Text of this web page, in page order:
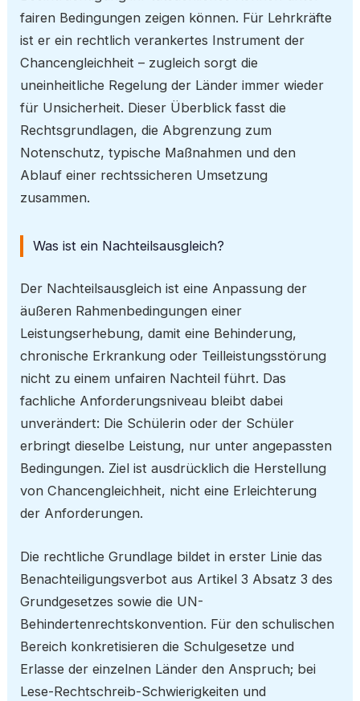
fairen Bedingungen zeigen können. Für Lehrkräfte
ist er ein rechtlich verankertes Instrument der
Chancengleichheit – zugleich sorgt die
uneinheitliche Regelung der Länder immer wieder
für Unsicherheit. Dieser Überblick fasst die
Rechtsgrundlagen, die Abgrenzung zum
Notenschutz, typische Maßnahmen und den
Ablauf einer rechtssicheren Umsetzung
zusammen.
Was ist ein Nachteilsausgleich?
Der Nachteilsausgleich ist eine Anpassung der
äußeren Rahmenbedingungen einer
Leistungserhebung, damit eine Behinderung,
chronische Erkrankung oder Teilleistungsstörung
nicht zu einem unfairen Nachteil führt. Das
fachliche Anforderungsniveau bleibt dabei
unverändert: Die Schülerin oder der Schüler
erbringt dieselbe Leistung, nur unter angepassten
Bedingungen. Ziel ist ausdrücklich die Herstellung
von Chancengleichheit, nicht eine Erleichterung
der Anforderungen.
Die rechtliche Grundlage bildet in erster Linie das
Benachteiligungsverbot aus Artikel 3 Absatz 3 des
Grundgesetzes sowie die UN-
Behindertenrechtskonvention. Für den schulischen
Bereich konkretisieren die Schulgesetze und
Erlasse der einzelnen Länder den Anspruch; bei
Lese-Rechtschreib-Schwierigkeiten und